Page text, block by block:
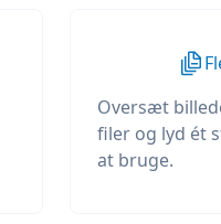
Oversæt
filer og lyd ét
at bruge.